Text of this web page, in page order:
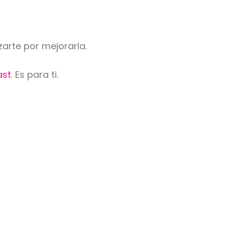
por mejorarla.
. Es para ti.